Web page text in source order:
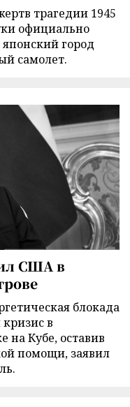
трагедии 1945
официально
город
самолет.
США в
блокада
в
на Кубе, оставив
помощи, заявил